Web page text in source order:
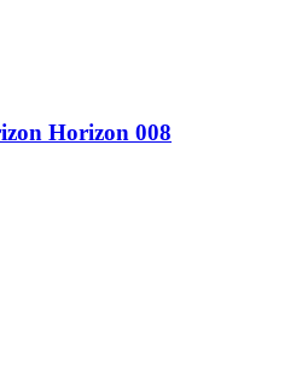
Horizon 008